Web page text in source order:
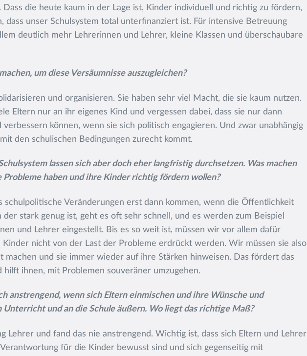
Dass die heute kaum in der Lage ist, Kinder individuell und richtig zu fördern,
dass unser Schulsystem total unterfinanziert ist. Für intensive Betreuung
deutlich mehr Lehrerinnen und Lehrer, kleine Klassen und überschaubare
um diese Versäumnisse auszugleichen?
und organisieren. Sie haben sehr viel Macht, die sie kaum nutzen.
Eltern nur an ihr eigenes Kind und vergessen dabei, dass sie nur dann
können, wenn sie sich politisch engagieren. Und zwar unabhängig
den schulischen Bedingungen zurecht kommt.
lassen sich aber doch eher langfristig durchsetzen. Was machen
Probleme haben und ihre Kinder richtig fördern wollen?
schulpolitische Veränderungen erst dann kommen, wenn die Öffentlichkeit
der stark genug ist, geht es oft sehr schnell, und es werden zum Beispiel
und Lehrer eingestellt. Bis es so weit ist, müssen wir vor allem dafür
Kinder nicht von der Last der Probleme erdrückt werden. Wir müssen sie also
machen und sie immer wieder auf ihre Stärken hinweisen. Das fördert das
hilft ihnen, mit Problemen souveräner umzugehen.
anstrengend, wenn sich Eltern einmischen und ihre Wünsche und
Unterricht und an die Schule äußern. Wo liegt das richtige Maß?
Lehrer und fand das nie anstrengend. Wichtig ist, dass sich Eltern und Lehrer
für die Kinder bewusst sind und sich gegenseitig mit